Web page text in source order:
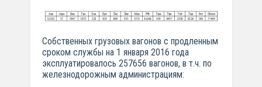
Собственных грузовых вагонов с продленным
сроком службы на 1 января 2016 года
эксплуатировалось 257656 вагонов, в т.ч. по
железнодорожным администрациям: